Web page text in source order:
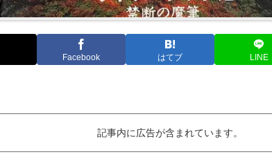
Facebook はてブ LINE
記事内に広告が含まれています。